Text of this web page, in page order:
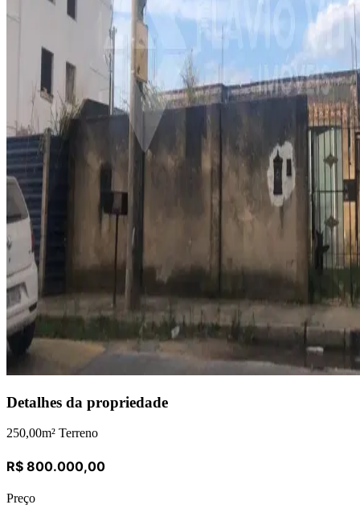
Detalhes da propriedade
250,00m² Terreno
R$ 800.000,00
Preço